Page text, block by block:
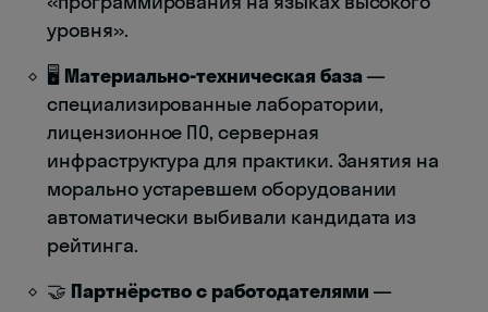
уровня».
🖥️ Материально-техническая база —
специализированные лаборатории,
лицензионное ПО, серверная
инфраструктура для практики. Занятия на
морально устаревшем оборудовании
автоматически выбивали кандидата из
рейтинга.
🤝 Партнёрство с работодателями —